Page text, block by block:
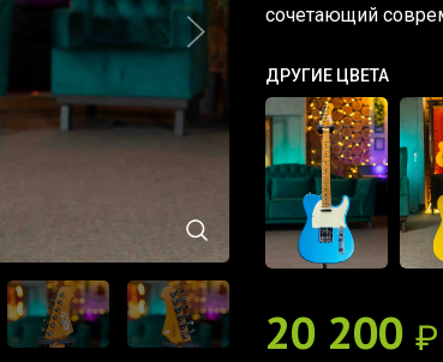
сочетающий
ДРУГИЕ ЦВЕТА
20 200 ₽